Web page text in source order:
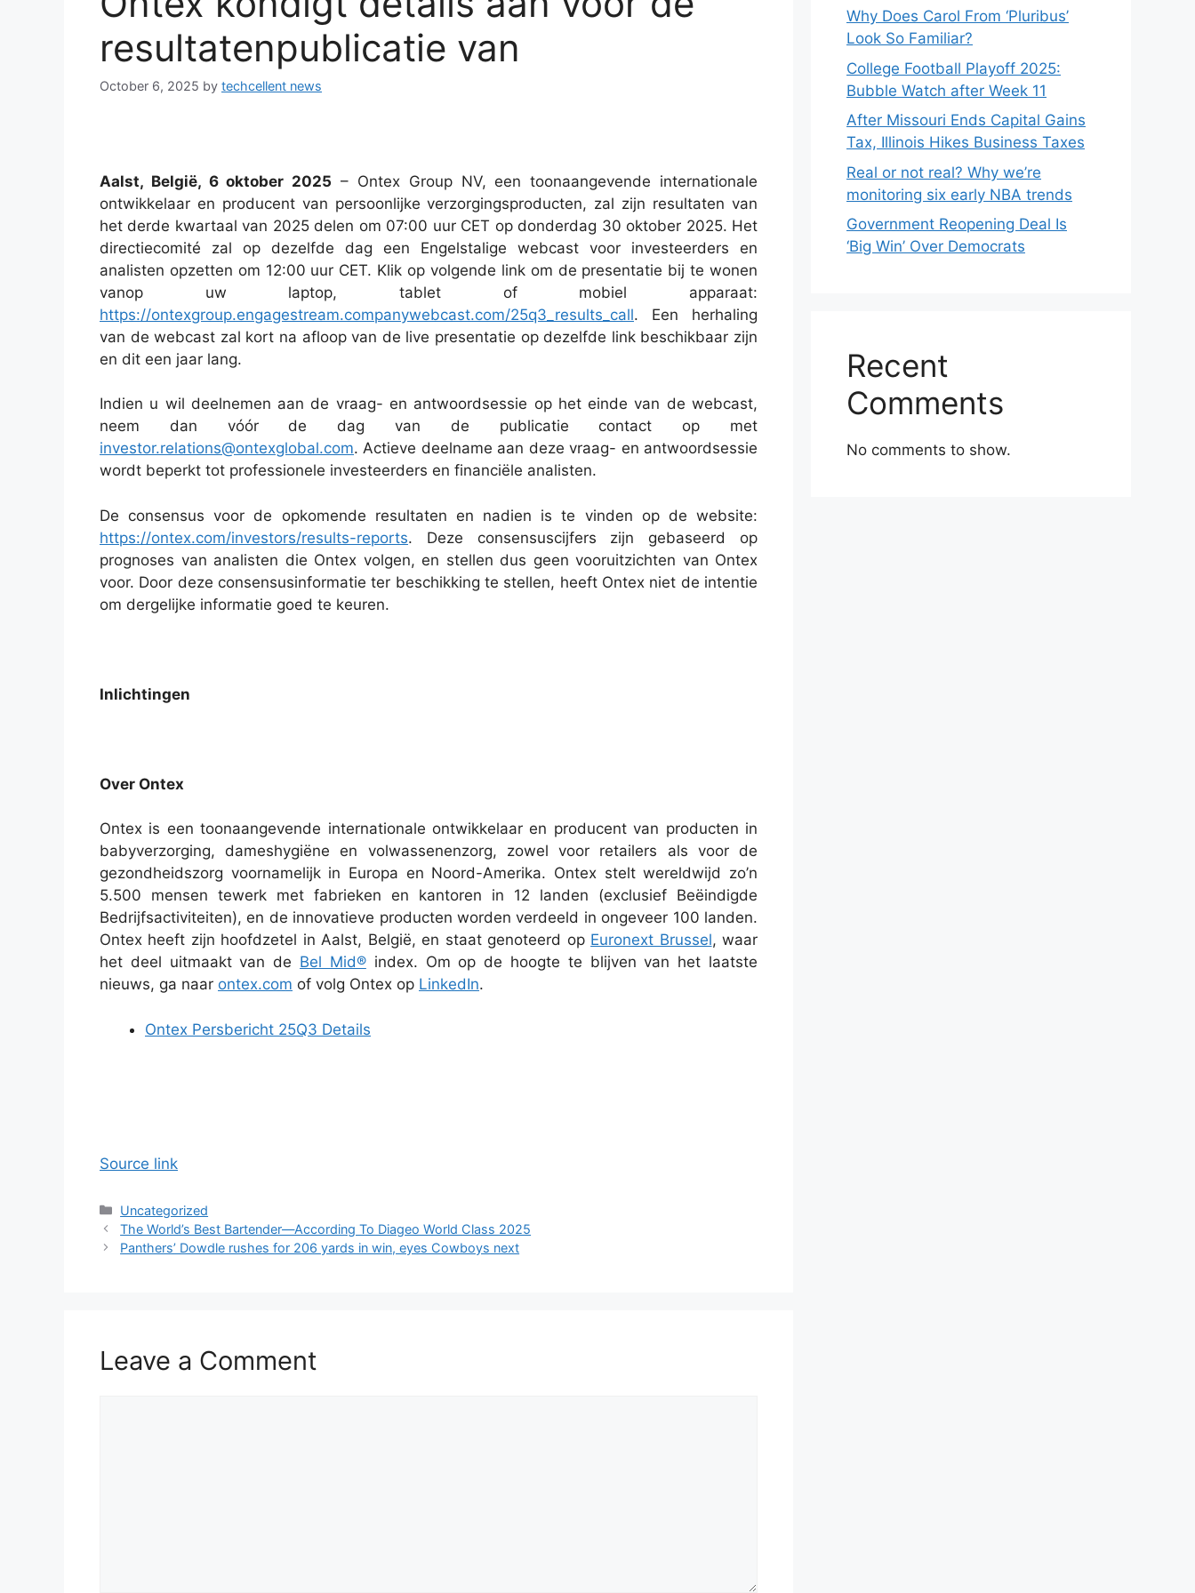
resultatenpublicatie van
October 6, 2025 by techcellent news
Aalst, België, 6 oktober 2025 – Ontex Group NV, een toonaangevende internationale
ontwikkelaar en producent van persoonlijke verzorgingsproducten, zal zijn resultaten van
het derde kwartaal van 2025 delen om 07:00 uur CET op donderdag 30 oktober 2025. Het
directiecomité zal op dezelfde dag een Engelstalige webcast voor investeerders en
analisten opzetten om 12:00 uur CET. Klik op volgende link om de presentatie bij te wonen
vanop uw laptop, tablet of mobiel apparaat:
https://ontexgroup.engagestream.companywebcast.com/25q3_results_call. Een herhaling
van de webcast zal kort na afloop van de live presentatie op dezelfde link beschikbaar zijn
en dit een jaar lang.
Indien u wil deelnemen aan de vraag- en antwoordsessie op het einde van de webcast,
neem dan vóór de dag van de publicatie contact op met
investor.relations@ontexglobal.com. Actieve deelname aan deze vraag- en antwoordsessie
wordt beperkt tot professionele investeerders en financiële analisten.
De consensus voor de opkomende resultaten en nadien is te vinden op de website:
https://ontex.com/investors/results-reports. Deze consensuscijfers zijn gebaseerd op
prognoses van analisten die Ontex volgen, en stellen dus geen vooruitzichten van Ontex
voor. Door deze consensusinformatie ter beschikking te stellen, heeft Ontex niet de intentie
om dergelijke informatie goed te keuren.
Inlichtingen
Over Ontex
Ontex is een toonaangevende internationale ontwikkelaar en producent van producten in
babyverzorging, dameshygiëne en volwassenenzorg, zowel voor retailers als voor de
gezondheidszorg voornamelijk in Europa en Noord-Amerika. Ontex stelt wereldwijd zo’n
5.500 mensen tewerk met fabrieken en kantoren in 12 landen (exclusief Beëindigde
Bedrijfsactiviteiten), en de innovatieve producten worden verdeeld in ongeveer 100 landen.
Ontex heeft zijn hoofdzetel in Aalst, België, en staat genoteerd op Euronext Brussel, waar
het deel uitmaakt van de Bel Mid®index. Om op de hoogte te blijven van het laatste
nieuws, ga naar ontex.com of volg Ontex op LinkedIn.
Ontex Persbericht 25Q3 Details
Source link
Categories
Uncategorized
The World’s Best Bartender—According To Diageo World Class 2025
Panthers’ Dowdle rushes for 206 yards in win, eyes Cowboys next
Leave a Comment
Why Does Carol From ‘Pluribus’
Look So Familiar?
College Football Playoff 2025:
Bubble Watch after Week 11
After Missouri Ends Capital Gains
Tax, Illinois Hikes Business Taxes
Real or not real? Why we’re
monitoring six early NBA trends
Government Reopening Deal Is
‘Big Win’ Over Democrats
Recent
Comments
No comments to show.